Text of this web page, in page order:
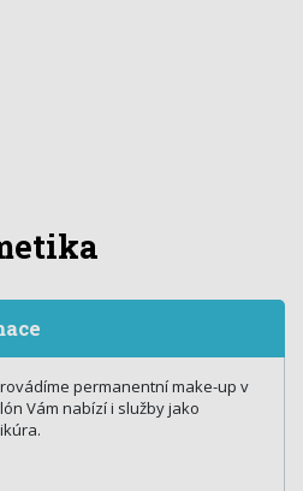
permanentní make-up v
Vám nabízí i služby jako